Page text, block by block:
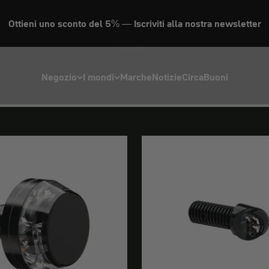
Ottieni uno sconto del 5% — Iscriviti alla nostra newsletter
Negozio I mondi MarcheNotizieCircaBuoni
Indicatore